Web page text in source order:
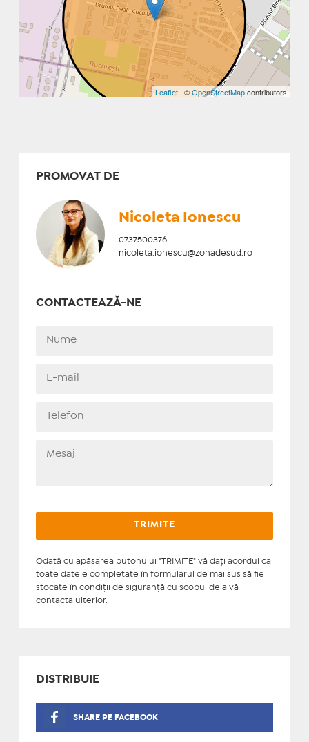
Leaflet | ©OpenStreetMapcontributors
PROMOVAT DE
Nicoleta Ionescu
0737500376
nicoleta.ionescu@zonadesud.ro
CONTACTEAZĂ-NE
Odată cu apăsarea butonului "TRIMITE" vă daţi acordul ca
toate datele completate în formularul de mai sus să fie
stocate în condiţii de siguranţă cu scopul de a vă
contacta ulterior.
DISTRIBUIE
SHARE PE FACEBOOK